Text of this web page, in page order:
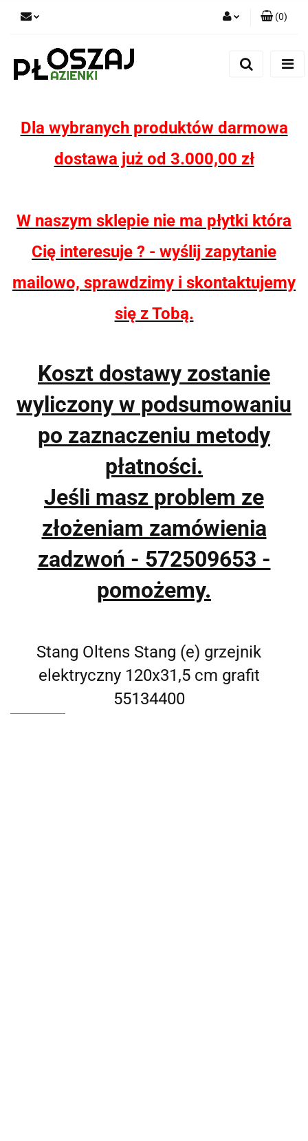
(0)
Dla wybranych produktów darmowa
dostawa już od 3.000,00 zł
W naszym sklepie nie ma płytki która
Cię interesuje ? - wyślij zapytanie
mailowo, sprawdzimy i skontaktujemy
się z Tobą.
Koszt dostawy zostanie
wyliczony w podsumowaniu
po zaznaczeniu metody
płatności.
Jeśli masz problem ze
złożeniam zamówienia
zadzwoń - 572509653 -
pomożemy.
Stang Oltens Stang (e) grzejnik
elektryczny 120x31,5 cm grafit
55134400